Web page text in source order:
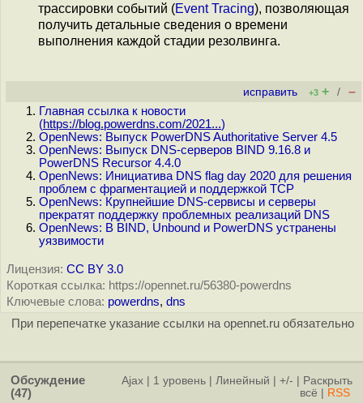
трассировки событий (Event Tracing), позволяющая
получить детальные сведения о времени
выполнения каждой стадии резолвинга.
исправить +3 + / –
Главная ссылка к новости
(https://blog.powerdns.com/2021...)
OpenNews: Выпуск PowerDNS Authoritative Server 4.5
OpenNews: Выпуск DNS-серверов BIND 9.16.8 и
PowerDNS Recursor 4.4.0
OpenNews: Инициатива DNS flag day 2020 для решения
проблем с фрагментацией и поддержкой TCP
OpenNews: Крупнейшие DNS-сервисы и серверы
прекратят поддержку проблемных реализаций DNS
OpenNews: В BIND, Unbound и PowerDNS устранены
уязвимости
Лицензия: CC BY 3.0
Короткая ссылка: https://opennet.ru/56380-powerdns
Ключевые слова: powerdns, dns
При перепечатке указание ссылки на opennet.ru обязательно
Обсуждение
(47)
Ajax 1 уровень Линейный +/-
Раскрыть
всё
RSS